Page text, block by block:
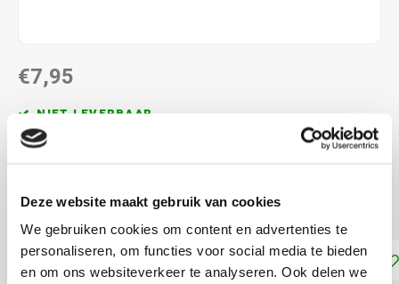
Deze website maakt gebruik van cookies
We gebruiken cookies om content en advertenties te
personaliseren, om functies voor social media te bieden
en om ons websiteverkeer te analyseren. Ook delen we
€7,95
NIET LEVERBAAR
gerecycled katoen
Pendikte: 4-5 mmLees meer
Toevoegen aan winkelwagen